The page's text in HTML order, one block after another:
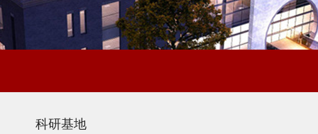
科研基地